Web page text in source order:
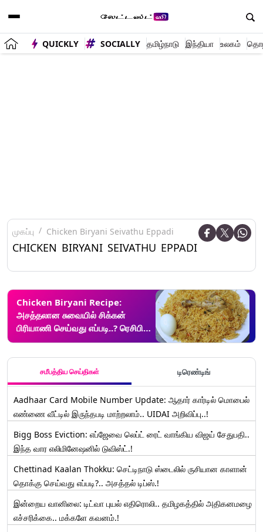
QUICKLY SOCIALLY தமிழ்நாடு இந்தியா உலகம்
முகப்பு Chicken Biryani Seivathu Eppadi
CHICKEN BIRYANI SEIVATHU EPPADI
Chicken Biryani Recipe:
அசத்தலான சுவையில் சிக்கன்
பிரியாணி செய்வது எப்படி..? ரெசிபி
டிப்ஸ் இதோ..!
சமீபத்திய செய்திகள் டிரெண்டிங்
Aadhaar Card Mobile Number Update: ஆதார் கார்டில் மொபைல்
எண்ணை வீட்டில் இருந்தபடி மாற்றலாம்.. UIDAI அறிவிப்பு..!
Bigg Boss Eviction: எப்ஜேவை லெப்ட் ரைட் வாங்கிய விஜய் சேதுபதி..
இந்த வார எலிமினேஷனில் டுவிஸ்ட்.!
Chettinad Kaalan Thokku: செட்டிநாடு ஸ்டைலில் ருசியான காளான்
தொக்கு செய்வது எப்படி?.. அசத்தல் டிப்ஸ்.!
இன்றைய வானிலை: டிட்வா புயல் எதிரொலி.. தமிழகத்தில் அதிகனமழை
எச்சரிக்கை.. மக்களே கவனம்.!